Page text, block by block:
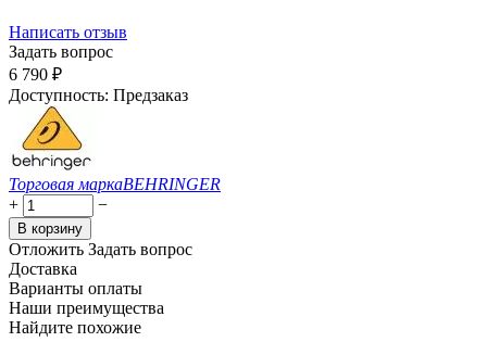
Написать отзыв
Задать вопрос
6 790 ₽
Доступность: Предзаказ
Торговая маркаBEHRINGER
+
−
В корзину
Отложить Задать вопрос
Доставка
Варианты оплаты
Наши преимущества
Найдите похожие